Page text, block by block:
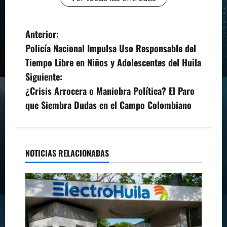
N
a
v
e
c
i
ó
Anterior:
Policía Nacional Impulsa Uso Responsable del
Tiempo Libre en Niños y Adolescentes del Huila
Siguiente:
¿Crisis Arrocera o Maniobra Política? El Paro
que Siembra Dudas en el Campo Colombiano
NOTICIAS RELACIONADAS